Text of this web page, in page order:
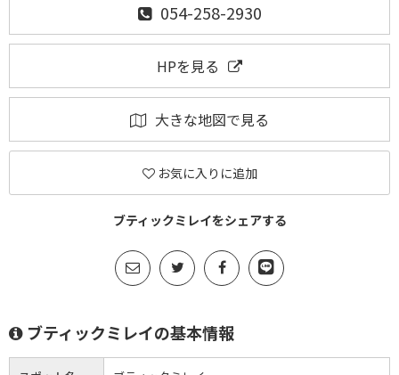
054-258-2930
HPを見る
大きな地図で見る
お気に入りに追加
ブティックミレイをシェアする
ブティックミレイの基本情報